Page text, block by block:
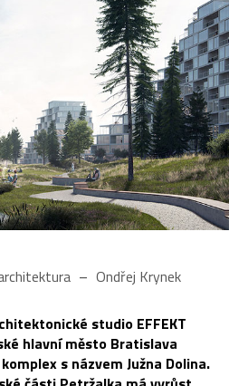
Ondřej Krynek
studio EFFEKT
hlavní město Bratislava
s názvem Južna Dolina.